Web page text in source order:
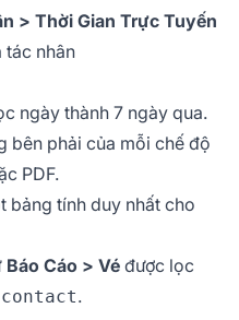
> Thời Gian Trực Tuyến
nhân
ngày thành 7 ngày qua.
bên phải của mỗi chế độ
PDF.
bảng tính duy nhất cho
Báo Cáo > Vé được lọc
.